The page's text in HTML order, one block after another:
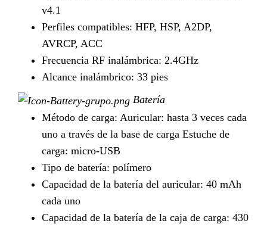
v4.1
Perfiles compatibles: HFP, HSP, A2DP,
AVRCP, ACC
Frecuencia RF inalámbrica: 2.4GHz
Alcance inalámbrico: 33 pies
Batería
Método de carga: Auricular: hasta 3 veces cada
uno a través de la base de carga Estuche de
carga: micro-USB
Tipo de batería: polímero
Capacidad de la batería del auricular: 40 mAh
cada uno
Capacidad de la batería de la caja de carga: 430